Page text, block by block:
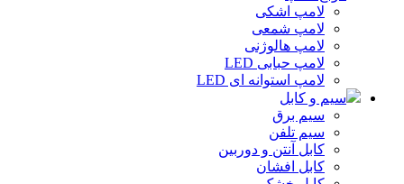
لامپ اشکی
لامپ شمعی
لامپ هالوژنی
لامپ حبابی LED
لامپ استوانه ای LED
سیم و کابل
سیم برق
سیم تلفن
کابل آنتن و دوربین
کابل افشان